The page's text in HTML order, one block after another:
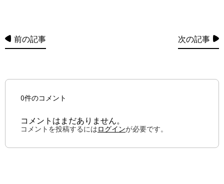
前の記事 次の記事
0件のコメント
コメントはまだありません。
コメントを投稿するにはログインが必要です。